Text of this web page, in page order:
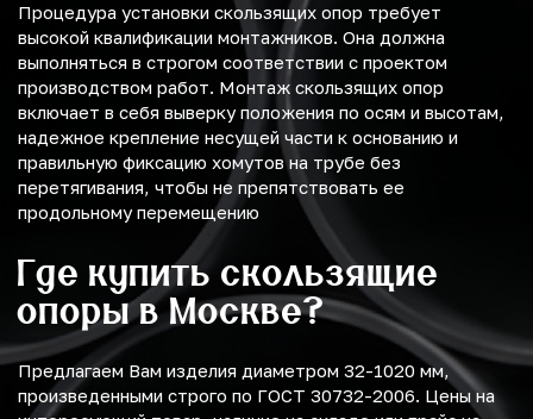
Процедура установки скользящих опор требует
высокой квалификации монтажников. Она должна
выполняться в строгом соответствии с проектом
производством работ. Монтаж скользящих опор
включает в себя выверку положения по осям и высотам,
надежное крепление несущей части к основанию и
правильную фиксацию хомутов на трубе без
перетягивания, чтобы не препятствовать ее
продольному перемещению
Где купить скользящие
опоры в Москве?
Предлагаем Вам изделия диаметром 32-1020 мм,
произведенными строго по ГОСТ 30732-2006. Цены на